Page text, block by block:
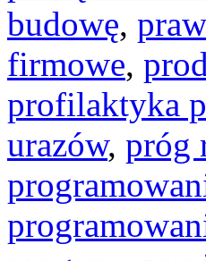
budowę,
firmowe,
profilaktyka
urazów, próg